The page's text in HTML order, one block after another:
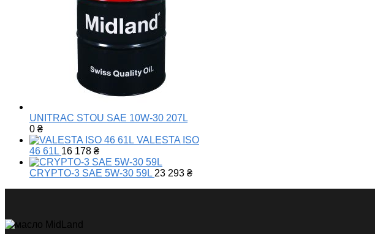
UNITRAC STOU SAE 10W-30 207L
0 ₴
VALESTA ISO
46 61L 16 178 ₴
CRYPTO-3 SAE 5W-30 59L 23 293 ₴